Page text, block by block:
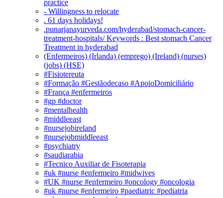
practice
- Willingness to relocate
. 61 days holidays!
.punarjanayurveda.com/hyderabad/stomach-cancer-
treatment-hospitals/ Keywords : Best stomach Cancer
Treatment in hyderabad
(Enfermeiros) (Irlanda) (emprego) (Ireland) (nurses)
(jobs) (HSE)
#Fisiotereuta
#Formação #Gestãodecaso #ApoioDomiciliário
#França #enfermeiros
#gp #doctor
#mentalhealth
#middleeast
#nursejobireland
#nursejobmiddleeast
#psychiatry
#saudiarabia
#Tecnico Auxiliar de Fisoterapia
#uk #nurse #enfermeiro #midwives
#UK #nurse #enfermeiro #oncology #oncologia
#uk #nurse #enfermeiro #paediatric #pediatria